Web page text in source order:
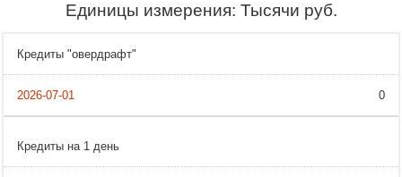
Единицы измерения: Тысячи руб.
Кредиты "овердрафт"
0
Кредиты на 1 день